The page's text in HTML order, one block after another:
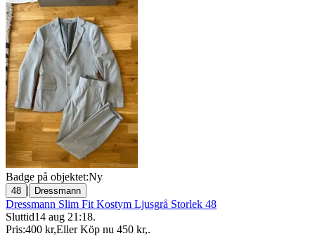
Badge på objektet:Ny
48 | Dressmann
Dressmann Slim Fit Kostym Ljusgrå Storlek 48
Sluttid14 aug 21:18.
Pris:400 kr,Eller Köp nu 450 kr,.